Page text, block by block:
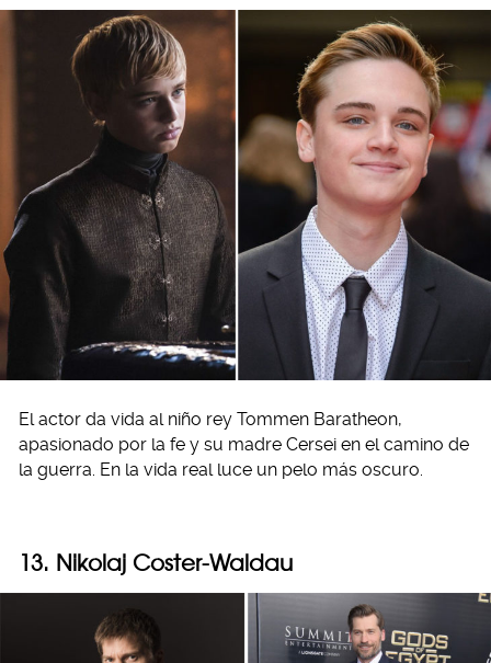
El actor da vida al niño rey Tommen Baratheon,
apasionado por la fe y su madre Cersei en el camino de
la guerra. En la vida real luce un pelo más oscuro.
13. Nikolaj Coster-Waldau